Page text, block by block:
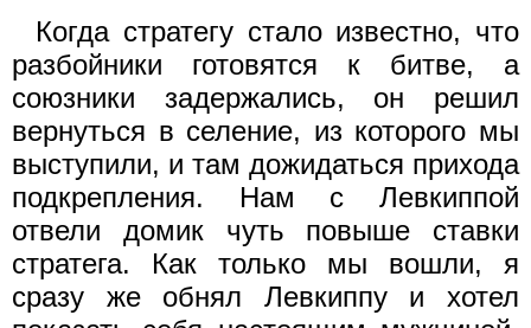
Когда стратегу стало известно, что
разбойники готовятся к битве, а
союзники задержались, он решил
вернуться в селение, из которого мы
выступили, и там дожидаться прихода
подкрепления. Нам с Левкиппой
отвели домик чуть повыше ставки
стратега. Как только мы вошли, я
сразу же обнял Левкиппу и хотел